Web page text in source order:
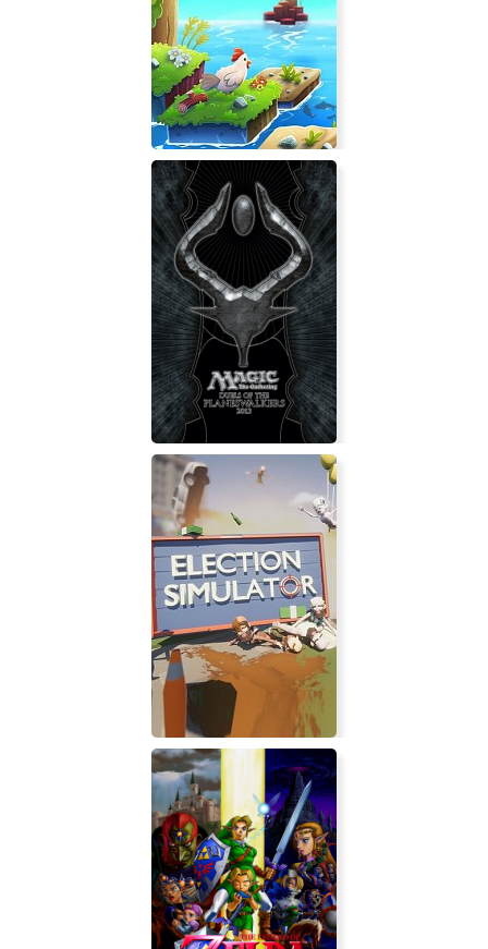
Outpath: First Journey
Magic: The Gathering - Duels of the
Planeswalkers 2013
Election simulator